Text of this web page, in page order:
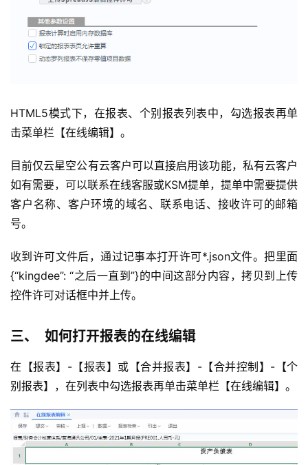
HTML5模式下，在报表、个别报表列表中，勾选报表再单
击菜单栏【在线编辑】。
目前仅云星空公有云客户可以直接启用该功能，私有云客户
如有需要，可以联系在线客服或KSM提单，提单中需要提供
客户名称、客户环境的域名、联系电话、接收许可的邮箱
号。
收到许可文件后，通过记事本打开许可*.json文件。把里面
{“kingdee”: “之后一直到”}的中间这部分内容，拷贝到上传
控件许可对话框中并上传。
三、 如何打开报表的在线编辑
在【报表】-【报表】或【合并报表】-【合并控制】-【个
别报表】，在列表中勾选报表再单击菜单栏【在线编辑】。